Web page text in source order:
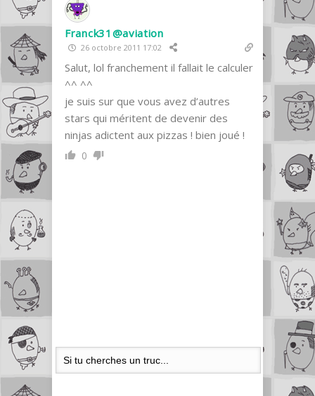
Franck31@aviation
26 octobre 2011 17:02
Salut, lol franchement il fallait le calculer
^^ ^^
je suis sur que vous avez d’autres
stars qui méritent de devenir des
ninjas adictent aux pizzas ! bien joué !
0